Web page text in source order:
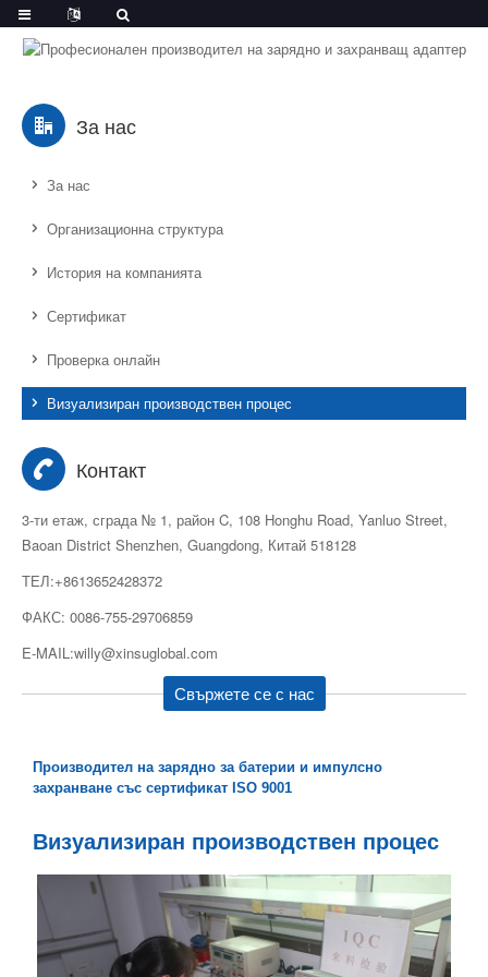
За нас
За нас
Организационна структура
История на компанията
Сертификат
Проверка онлайн
Визуализиран производствен процес
Контакт
3-ти етаж, сграда № 1, район C, 108 Honghu Road, Yanluo Street,
Baoan District Shenzhen, Guangdong, Китай 518128
ТЕЛ:+8613652428372
ФАКС: 0086-755-29706859
E-MAIL:willy@xinsuglobal.com
Свържете се с нас
Производител на зарядно за батерии и импулсно
захранване със сертификат ISO 9001
Визуализиран производствен процес